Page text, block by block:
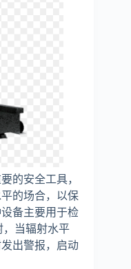
的安全工具，
的场合，以保
备主要用于检
，当辐射水平
出警报，启动